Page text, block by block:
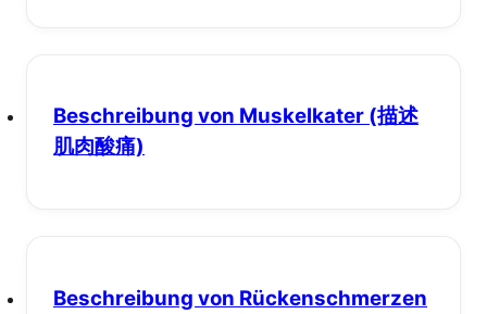
Beschreibung von Muskelkater (描述
肌肉酸痛)
Beschreibung von Rückenschmerzen